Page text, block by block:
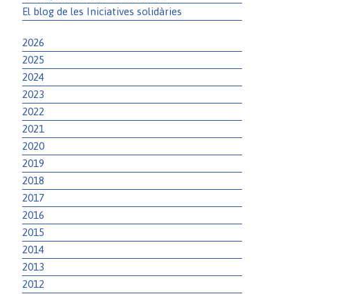
El blog de les Iniciatives solidàries
2026
2025
2024
2023
2022
2021
2020
2019
2018
2017
2016
2015
2014
2013
2012